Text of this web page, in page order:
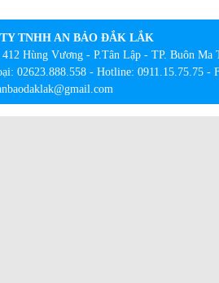
TNHH AN BẢO ĐẮK LẮK
Hùng Vương - P.Tân Lập - TP. Buôn Ma
02623.888.558 - Hotline: 0911.15.75.75 -